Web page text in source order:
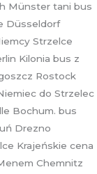
Münster tani bus
Düsseldorf
Strzelce
Kilonia bus z
Rostock
do Strzelec
Bochum. bus
Drezno
Krajeńskie cena
Chemnitz